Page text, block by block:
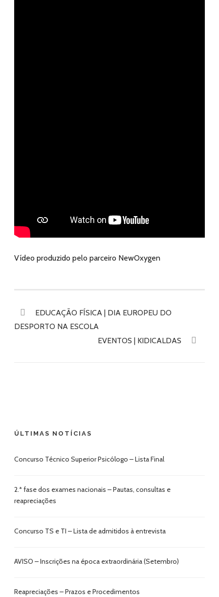
Vídeo produzido pelo parceiro NewOxygen
EDUCAÇÃO FÍSICA | DIA EUROPEU DO
DESPORTO NA ESCOLA
EVENTOS | KIDICALDAS
ÚLTIMAS NOTÍCIAS
Concurso Técnico Superior Psicólogo – Lista Final
2.ª fase dos exames nacionais – Pautas, consultas e
reapreciações
Concurso TS e TI – Lista de admitidos à entrevista
AVISO – Inscrições na época extraordinária (Setembro)
Reapreciações – Prazos e Procedimentos